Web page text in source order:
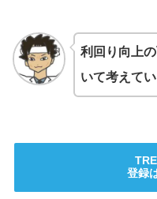
利回り向上
いて考えてい
登録